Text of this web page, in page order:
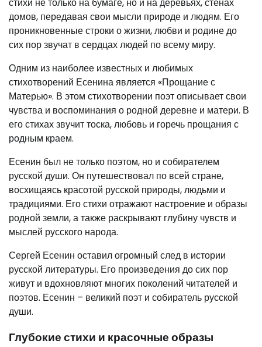
домов, передавая свои мысли природе и людям. Его
проникновенные строки о жизни, любви и родине до
сих пор звучат в сердцах людей по всему миру.
Одним из наиболее известных и любимых
стихотворений Есенина является «Прощание с
Матерью». В этом стихотворении поэт описывает свои
чувства и воспоминания о родной деревне и матери. В
его стихах звучит тоска, любовь и горечь прощания с
родным краем.
Есенин был не только поэтом, но и собирателем
русской души. Он путешествовал по всей стране,
восхищаясь красотой русской природы, людьми и
традициями. Его стихи отражают настроение и образы
родной земли, а также раскрывают глубину чувств и
мыслей русского народа.
Сергей Есенин оставил огромный след в истории
русской литературы. Его произведения до сих пор
живут и вдохновляют многих поколений читателей и
поэтов. Есенин – великий поэт и собиратель русской
души.
Глубокие стихи и красочные образы